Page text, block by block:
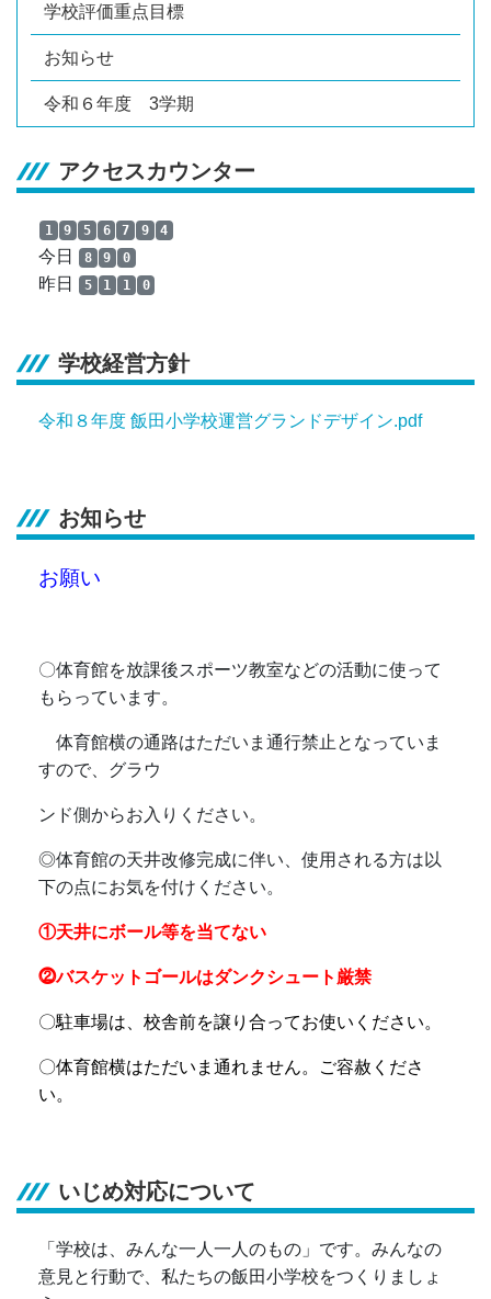
学校評価重点目標
お知らせ
令和６年度 3学期
アクセスカウンター
1 9 5 6 7 9 4
今日 8 9 0
昨日 5 1 1 0
学校経営方針
令和８年度 飯田小学校運営グランドデザイン.pdf
お知らせ
お願い
〇体育館を放課後スポーツ教室などの活動に使って
もらっています。
体育館横の通路はただいま通行禁止となっていま
すので、グラウ
ンド側からお入りください。
◎体育館の天井改修完成に伴い、使用される方は以
下の点にお気を付けください。
①天井にボール等を当てない
⓶バスケットゴールはダンクシュート厳禁
〇駐車場は、校舎前を譲り合ってお使いください。
〇体育館横はただいま通れません。ご容赦くださ
い。
いじめ対応について
「学校は、みんな一人一人のもの」です。みんなの
意見と行動で、私たちの飯田小学校をつくりましょ